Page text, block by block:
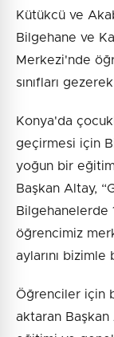
Kütükcü ve
Bilgehane ve
Merkezi'nde
sınıfları
Konya'da
geçirmesi için
yoğun bir eğitim
Başkan Altay,
Bilgehanelerde
öğrencimiz
aylarını
Öğrenciler için
aktaran